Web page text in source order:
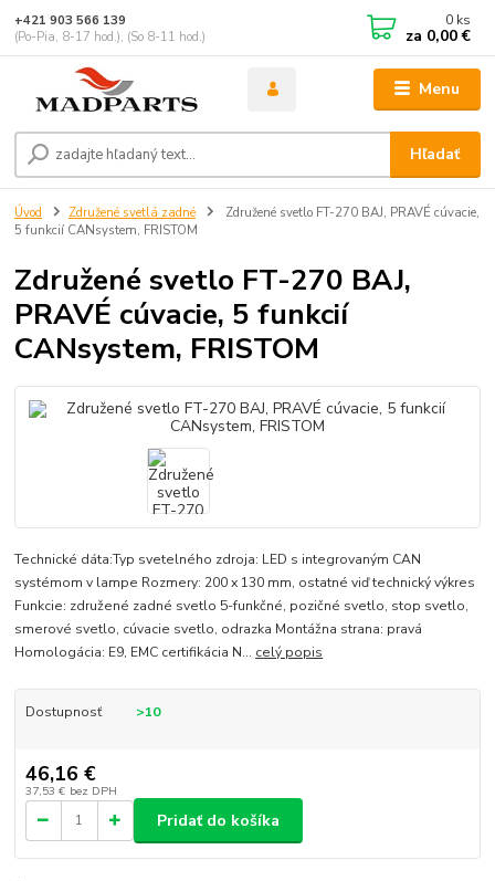
Menu
Hľadať
+421 903 566 139
(Po-Pia, 8-17 hod.), (So 8-11 hod.)
0 ks
za 0,00 €
Úvod Združené svetlá zadné
Združené svetlo FT-270 BAJ, PRAVÉ cúvacie,
5 funkcií CANsystem, FRISTOM
Združené svetlo FT-270 BAJ,
PRAVÉ cúvacie, 5 funkcií
CANsystem, FRISTOM
Technické dáta:Typ svetelného zdroja: LED s integrovaným CAN
systémom v lampe Rozmery: 200 x 130 mm, ostatné viď technický výkres
Funkcie: združené zadné svetlo 5-funkčné, pozičné svetlo, stop svetlo,
smerové svetlo, cúvacie svetlo, odrazka Montážna strana: pravá
Homologácia: E9, EMC certifikácia N... celý popis
Dostupnosť >10
46,16 €
37,53 € bez DPH
Pridať do košíka